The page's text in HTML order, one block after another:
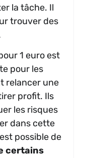
la tâche. Il
trouver des
1 euro est
pour les
relancer une
profit. Ils
les risques
dans cette
possible de
certains